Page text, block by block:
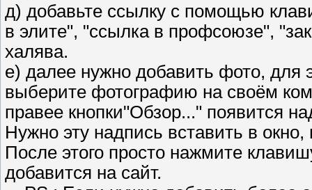
д) добавьте ссылку с помощью
в элите", "ссылка в профсоюзе",
халява.
е) далее нужно добавить фото, для
выберите фотографию на своём
правее кнопки"Обзор..." появится
Нужно эту надпись вставить в
После этого просто нажмите
добавится на сайт.